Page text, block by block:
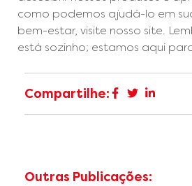
como podemos ajudá-lo em
bem-estar, visite nosso site.
está sozinho; estamos aqui
Compartilhe:
Outras Publicações: